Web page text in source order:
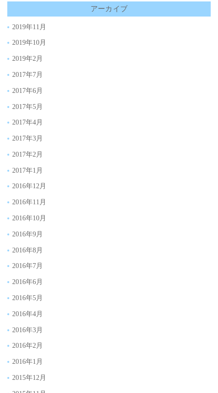
アーカイブ
2019年11月
2019年10月
2019年2月
2017年7月
2017年6月
2017年5月
2017年4月
2017年3月
2017年2月
2017年1月
2016年12月
2016年11月
2016年10月
2016年9月
2016年8月
2016年7月
2016年6月
2016年5月
2016年4月
2016年3月
2016年2月
2016年1月
2015年12月